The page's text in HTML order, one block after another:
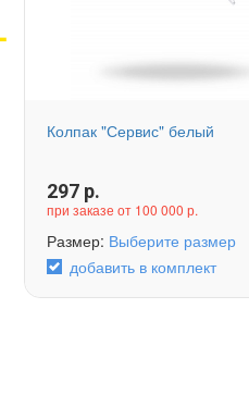
Колпак "Сервис" белый
297р.
при заказе от 100 000 р.
Размер: Выберите размер
добавить в комплект